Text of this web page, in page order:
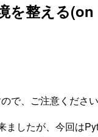
整える
で、ご注意ください
したが、今回は